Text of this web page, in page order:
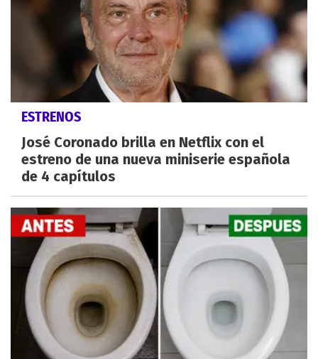
ESTRENOS
José Coronado brilla en Netflix con el
estreno de una nueva miniserie española
de 4 capítulos